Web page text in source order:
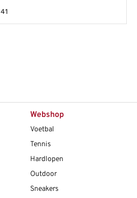
41
Webshop
Voetbal
Tennis
Hardlopen
Outdoor
Sneakers